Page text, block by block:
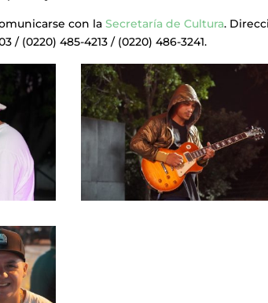
con laSecretaría de Cultura.
/ (0220) 485-4213 / (0220) 486-3241.